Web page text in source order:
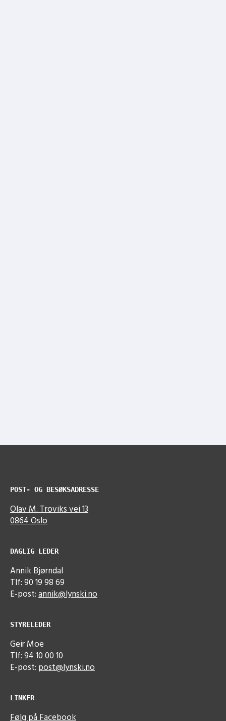
POST- OG BESØKSADRESSE
Olav M. Troviks vei 13
0864 Oslo
DAGLIG LEDER
Annik Bjørndal
Tlf: 90 19 98 69
E-post:annik@lynski.no
STYRELEDER
Geir Moe
Tlf: 94 10 00 10
E-post: post@lynski.no
LINKER
Følg på Facebook